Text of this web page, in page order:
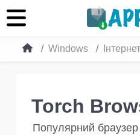
Windows Інтернет
Torch
Популярний